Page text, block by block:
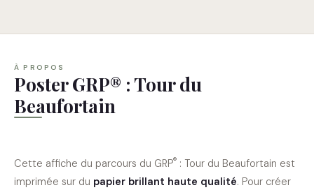
À PROPOS
Poster GRP® : Tour du
Beaufortain
Cette affiche du parcours du GRP® : Tour du Beaufortain est
imprimée sur du papier brillant haute qualité. Pour créer